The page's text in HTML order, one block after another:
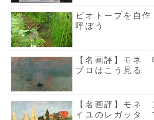
ビオトープを自
呼ぼう
【名画評】モネ
プロはこう見る
【名画評】モネ
イユのレガッタ